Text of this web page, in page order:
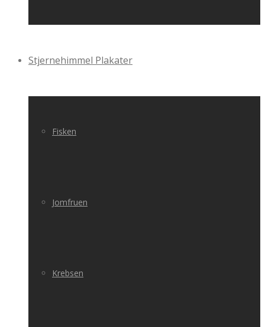
Stjernehimmel Plakater
Fisken
Jomfruen
Krebsen